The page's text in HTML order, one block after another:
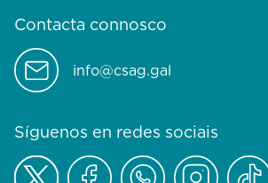
Contacta connosco
info@csag.gal
Síguenos en redes sociais